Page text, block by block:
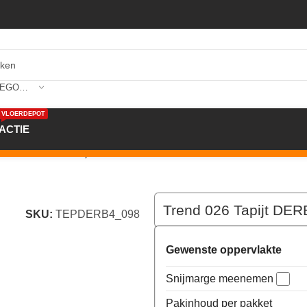
VLOERDEPOT
kleur 98 x 400,0
SKU: TEPDERB4_098
Trend 026 Tapijt
Gewenste oppervlakte
Snijmarge meenemen
Pakinhoud per pakket